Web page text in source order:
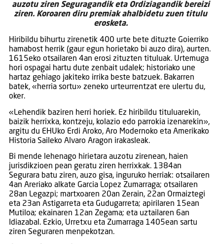
auzotu ziren Seguragandik eta Ordiziagandik bereizi
ziren. Koroaren diru premiak ahalbidetu zuen titulu
erosketa.
Hiribildu bihurtu zirenetik 400 urte bete dituzte Goierriko
hamabost herrik (gaur egun horietako bi auzo dira), aurten.
1615eko otsailaren 4an erosi zituzten tituluak. Urtemuga
hori ospagai hartu dute zenbait udalek; historiako une
hartaz gehiago jakiteko irrika beste batzuek. Bakarren
batek, «herria sortu» zeneko urteurrentzat ere ulertu du,
oker.
«Lehendik baziren herri horiek. Ez hiribildu tituluarekin,
baizik herrixka, kontzeju, kolazio edo parrokia izenarekin»,
argitu du EHUko Erdi Aroko, Aro Modernoko eta Amerikako
Historia Saileko Alvaro Aragon irakasleak.
Bi mende lehenago hirietara auzotu zirenean, haien
jurisdikzioen pean geratu ziren herrixkak. 1384an
Segurara batu ziren, auzo gisa, inguruko herriak: otsailaren
4an Areriako alkate Garcia Lopez Zumarraga; otsailaren
28an Legazpi; martxoaren 20an Zerain, 22an Ormaiztegi
eta 23an Astigarreta eta Gudugarreta; apirilaren 15ean
Mutiloa; ekainaren 12an Zegama; eta uztailaren 6an
Idiazabal. Ezkio, Urretxu eta Zumarraga 1405ean sartu
ziren Seguraren menpekotzan.